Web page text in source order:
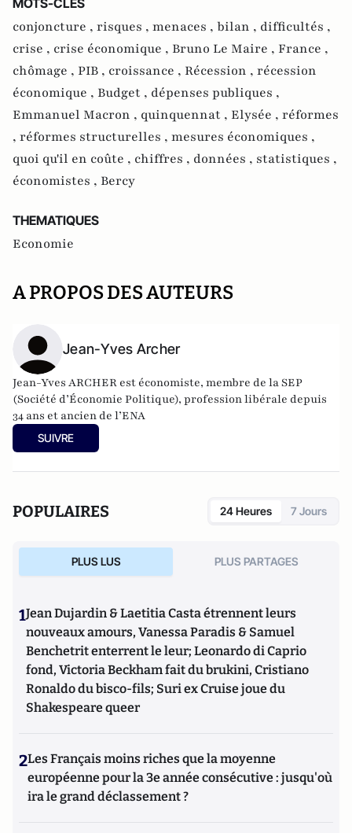
MOTS-CLES
conjoncture , risques , menaces , bilan , difficultés ,
crise , crise économique , Bruno Le Maire , France ,
chômage , PIB , croissance , Récession , récession
économique , Budget , dépenses publiques ,
Emmanuel Macron , quinquennat , Elysée , réformes
, réformes structurelles , mesures économiques ,
quoi qu'il en coûte , chiffres , données , statistiques ,
économistes , Bercy
THEMATIQUES
Economie
A PROPOS DES AUTEURS
Jean-Yves Archer
Jean-Yves ARCHER est économiste, membre de la SEP
(Société d’Économie Politique), profession libérale depuis
34 ans et ancien de l’ENA
SUIVRE
POPULAIRES 24 Heures 7 Jours
PLUS LUS PLUS PARTAGES
1Jean Dujardin & Laetitia Casta étrennent leurs
nouveaux amours, Vanessa Paradis & Samuel
Benchetrit enterrent le leur; Leonardo di Caprio
fond, Victoria Beckham fait du brukini, Cristiano
Ronaldo du bisco-fils; Suri ex Cruise joue du
Shakespeare queer
2Les Français moins riches que la moyenne
européenne pour la 3e année consécutive : jusqu'où
ira le grand déclassement ?